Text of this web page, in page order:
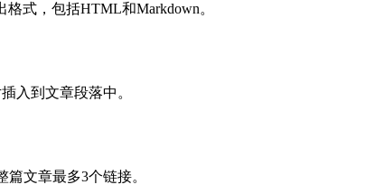
式，包括HTML和Markdown。
入到文章段落中。
文章最多3个链接。